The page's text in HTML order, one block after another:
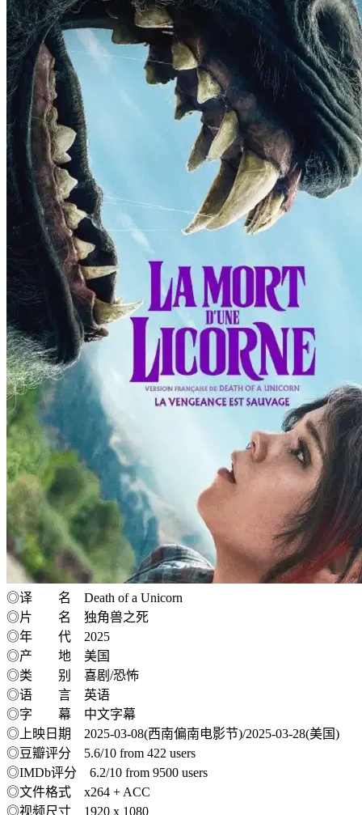
◎译 名 Death of a Unicorn
◎片 名 独角兽之死
◎年 代 2025
◎产 地 美国
◎类 别 喜剧/恐怖
◎语 言 英语
◎字 幕 中文字幕
◎上映日期 2025-03-08(西南偏南电影节)/2025-03-28(美国)
◎豆瓣评分 5.6/10 from 422 users
◎IMDb评分 6.2/10 from 9500 users
◎文件格式 x264 + ACC
◎视频尺寸 1920 x 1080